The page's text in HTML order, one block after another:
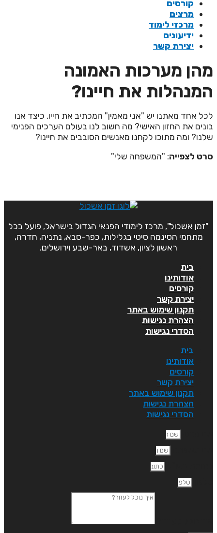
קורסים
מרצים
מרכזי לימוד
ידיעונים
יצירת קשר
מערכות האמונה
את חיינו?
אחד מאתנו יש "אני מאמין" המכתיב את חייו. כיצד אנו
את החזון האישי? מה חשוב לנו בעולם הערכים הפנימי
ומה מתוכו לקחנו מאנשים הסובבים את חיינו?
לצפייה: "המשפחה שלי"
"זמן אשכול", מרכז לימודי הפנאי הגדול בישראל, פועל בכל
מתחמי הסינמה סיטי בגלילות, כפר-סבא, נתניה, חדרה,
ראשון לציון, אשדוד, באר-שבע וירושלים.
בית
אודותינו
קורסים
יצירת קשר
תקנון שימוש באתר
הצהרת נגישות
הסדרי נגישות
בית
אודותינו
קורסים
יצירת קשר
תקנון שימוש באתר
הצהרת נגישות
הסדרי נגישות